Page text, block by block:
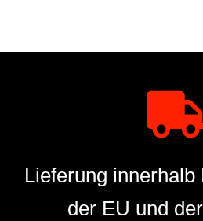
Lieferung innerhalb
der EU und